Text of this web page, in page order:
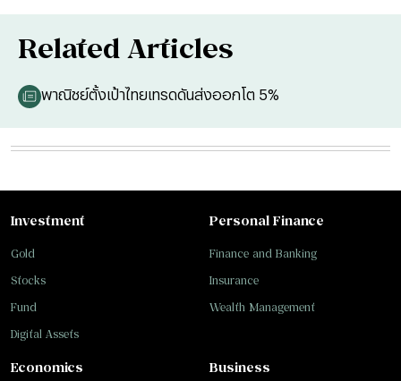
Related Articles
พาณิชย์ตั้งเป้าไทยเทรดดันส่งออกโต 5%
Investment
Gold
Stocks
Fund
Digital Assets
Personal Finance
Finance and Banking
Insurance
Wealth Management
Business
Economics